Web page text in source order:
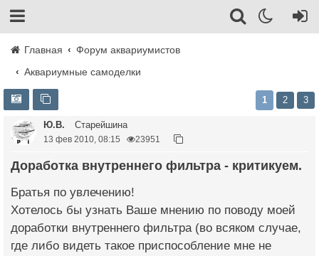
Главная
Форум аквариумистов
Аквариумные самоделки
1 2 3
Ю.В. Старейшина
13 фев 2010, 08:15 23951
Доработка внутреннего фильтра - критикуем.
Братья по увлечению!
Хотелось бы узнать Ваше мнению по поводу моей
доработки внутреннего фильтра (во всяком случае,
где либо видеть такое приспособление мне не